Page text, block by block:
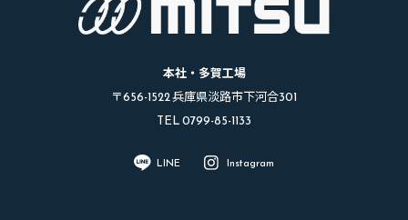
本社・多賀工場
〒656-1522 兵庫県淡路市下河合301
TEL 0799-85-1133
LINE Instagram